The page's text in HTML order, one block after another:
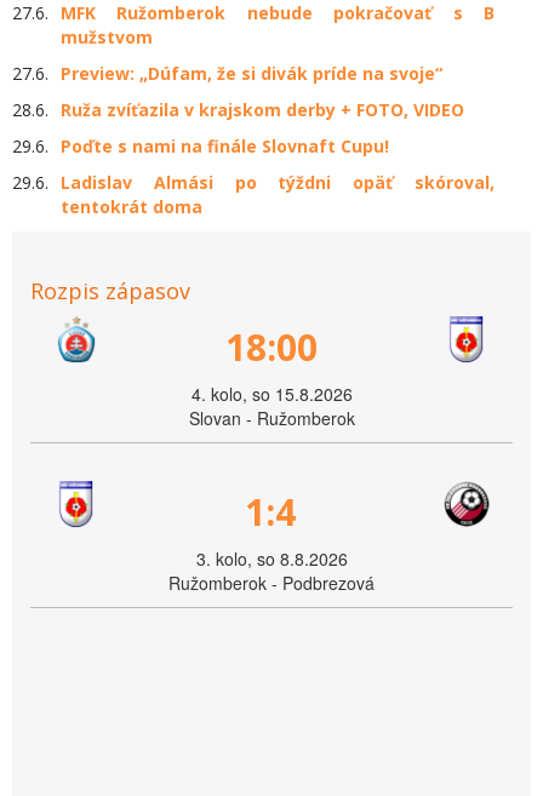
27.6.
MFK Ružomberok nebude pokračovať s B
mužstvom
27.6.
Preview: „Dúfam, že si divák príde na svoje“
28.6.
Ruža zvíťazila v krajskom derby + FOTO, VIDEO
29.6.
Poďte s nami na finále Slovnaft Cupu!
29.6.
Ladislav Almási po týždni opäť skóroval,
tentokrát doma
Rozpis zápasov
18:00
4. kolo, so 15.8.2026
Slovan - Ružomberok
1:4
3. kolo, so 8.8.2026
Ružomberok - Podbrezová